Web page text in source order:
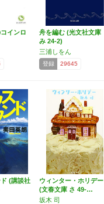
インロ
舟を編む (光文社文庫
み 24-2)
三浦しをん
登録 29645
(講談社
ウィンター・ホリデー
(文春文庫 さ 49-…
坂木 司